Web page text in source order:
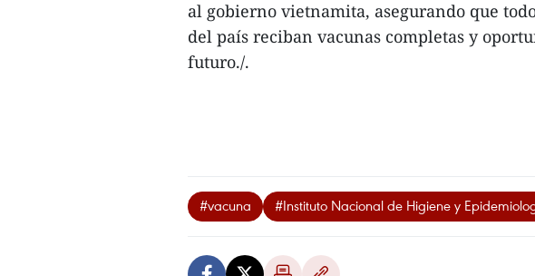
al gobierno vietnamita, asegurando que
del país reciban vacunas completas y
futuro./.
#vacuna #Instituto Nacional de Higiene y